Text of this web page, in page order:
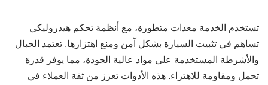
تستخدم الخدمة معدات متطورة، مع أنظمة تحكم هيدروليكي
تساهم في تثبيت السيارة بشكل آمن ومنع اهتزازها. تعتمد الحبال
والأشرطة المستخدمة على مواد عالية الجودة، مما يوفر قدرة
تحمل ومقاومة للاهتراء. هذه الأدوات تعزز من ثقة العملاء في